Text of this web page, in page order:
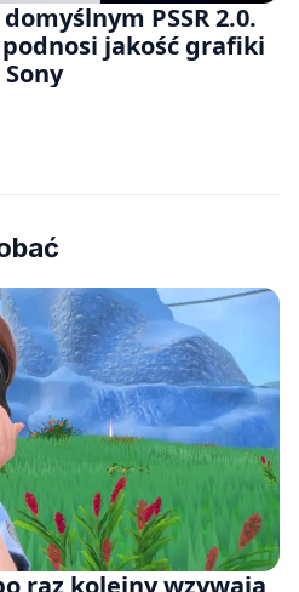
PSSR 2.0.
jakość grafiki